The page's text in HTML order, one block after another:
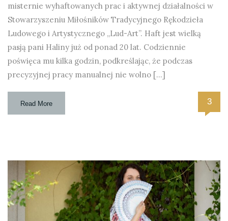
misternie wyhaftowanych prac i aktywnej działalności w
Stowarzyszeniu Miłośników Tradycyjnego Rękodzieła
Ludowego i Artystycznego „Lud-Art”. Haft jest wielką
pasją pani Haliny już od ponad 20 lat. Codziennie
poświęca mu kilka godzin, podkreślając, że podczas
precyzyjnej pracy manualnej nie wolno […]
Read More 3